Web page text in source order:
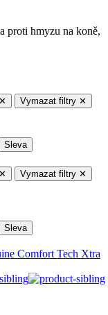
proti hmyzu na koně,
✕ Vymazat filtry ✕
Sleva
✕ Vymazat filtry ✕
Sleva